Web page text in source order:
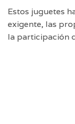
Estos juguetes
exigente, las
la participación